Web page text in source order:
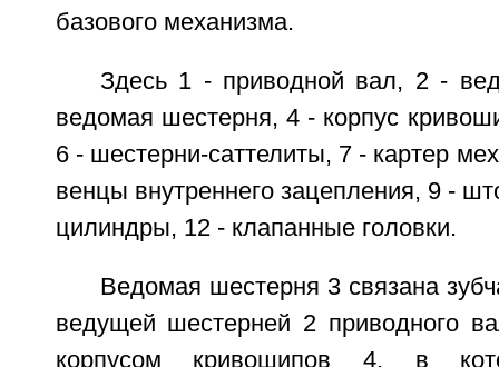
базового механизма.
Здесь 1 - приводной вал, 2 -
ведомая шестерня, 4 - корпус
6 - шестерни-саттелиты, 7 - картер
венцы внутреннего зацепления, 9 -
цилиндры, 12 - клапанные головки.
Ведомая шестерня 3 связана
ведущей шестерней 2 приводного
корпусом кривошипов 4, в